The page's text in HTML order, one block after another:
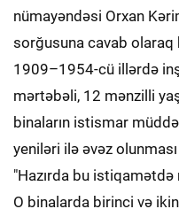
nümayəndəsi Orxan
sorğusuna cavab
1909–1954-cü illərdə
mərtəbəli, 12 mənzilli
binaların istismar
yeniləri ilə əvəz
"Hazırda bu istiqamətdə
O binalarda birinci və